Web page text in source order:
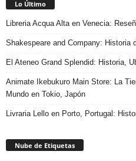
Lo Último
Libreria Acqua Alta en Venecia:
Shakespeare and Company: Historia
El Ateneo Grand Splendid: Historia,
Animate Ikebukuro Main Store: La
Mundo en Tokio, Japón
Livraria Lello en Porto, Portugal:
Nube de Etiquetas